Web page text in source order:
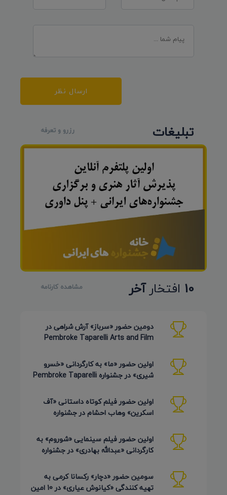
ارسال نظر
تبلیغات رزرو و تعرفه
10 افتخارآخر مشاهده کارنامه
دومین حضور «سرباز» آرش شراهی در
Pembroke Taparelli Arts and Film
اولین حضور «ما» به کارگردانی «خسرو
شیری» در جشنواره Pembroke Taparelli
اولین حضور فیلم کوتاه داستانی «آف
اسکرین» وهاب احشام در جشنواره
اولین حضور فیلم سینمایی «شوروم» به
کارگردانی «عبدالله بهادری» در جشنواره
سومین حضور «دچار» رکسانا کرمی به
تهیه کنندگی «کیانوش عیاری» در 10 امین